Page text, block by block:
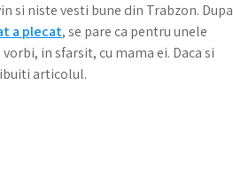
si niste vesti bune din Trabzon. Dupa
a plecat, se pare ca pentru unele
in sfarsit, cu mama ei. Daca si
articolul.